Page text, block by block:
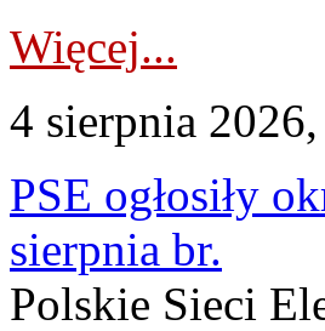
Więcej...
4 sierpnia
PSE ogłosiły
sierpnia br.
Polskie Sieci